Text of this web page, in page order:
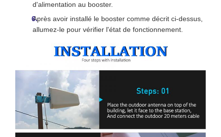
d'alimentation au booster.
Après avoir installé le booster comme décrit ci-dessus,
allumez-le pour vérifier l'état de fonctionnement.